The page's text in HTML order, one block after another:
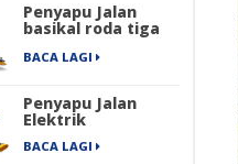
Penyapu Jalan
basikal roda tiga
BACA LAGI
Penyapu Jalan
Elektrik
BACA LAGI